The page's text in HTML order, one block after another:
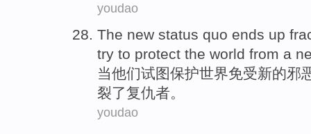
youdao
The new status quo ends up
try to protect the world from a
当他们试图保护世界免受新的邪
裂了复仇者。
youdao